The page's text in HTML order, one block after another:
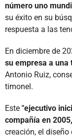
número uno
su éxito en su
respuesta a las
En diciembre de
su empresa a una
Antonio Ruiz,
timonel.
Este "ejecutivo
compañía en 2005,
creación, el